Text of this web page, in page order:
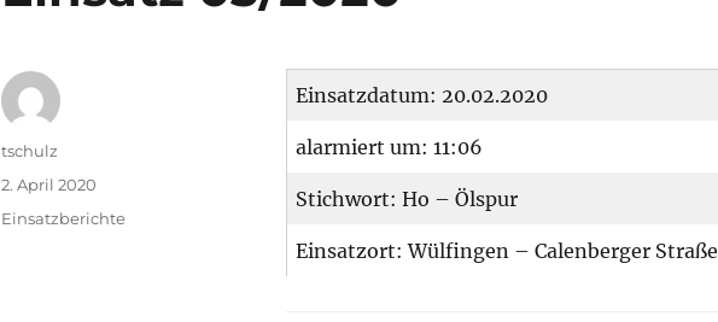
Einsatzdatum: 20.02.2020
alarmiert um: 11:06
Stichwort: Ho – Ölspur
Einsatzort: Wülfingen – Calenberger Straße
Autor
tschulz
Veröffentlicht
am
2. April 2020
Kategorien
Einsatzberichte